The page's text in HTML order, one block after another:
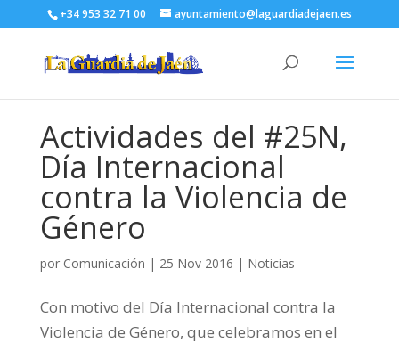
+34 953 32 71 00 ayuntamiento@laguardiadejaen.es
Actividades del #25N,
Día Internacional
contra la Violencia de
Género
por Comunicación | 25 Nov 2016 | Noticias
Con motivo del Día Internacional contra la
Violencia de Género, que celebramos en el